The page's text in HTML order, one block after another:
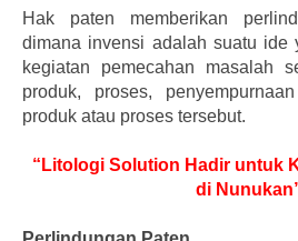
Hak paten memberikan
dimana invensi adalah suatu ide
kegiatan pemecahan masalah
produk, proses,
produk atau proses tersebut.
“Litologi Solution Hadir untuk
di